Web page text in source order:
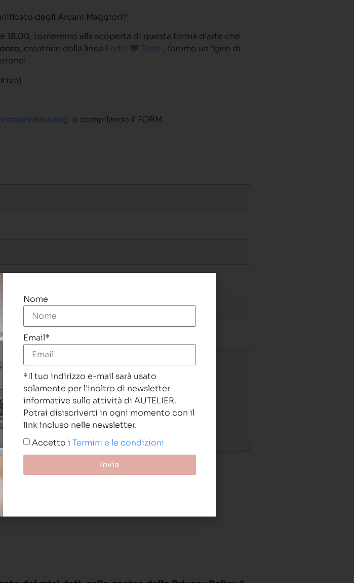
degli Arcani Maggiori?
18.00, torneremo alla scoperta di questa forma d’arte che
, creatrice della linea Fedel Tarot , faremo un “giro di
o compilando il FORM
Nome
Email*
*Il tuo indirizzo e-mail sarà usato
solamente per l'inoltro di newsletter
informative sulle attività di AUTELIER.
Potrai disiscriverti in ogni momento con il
link incluso nelle newsletter.
Accetto i Termini e le condizioni
Invia